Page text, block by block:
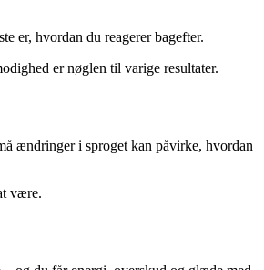
er, hvordan du reagerer bagefter.
er nøglen til varige resultater.
ændringer i sproget kan påvirke, hvordan
være.